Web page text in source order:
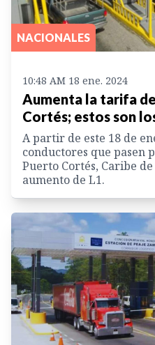
NACIONALES
10:48 AM 18 ene. 2024
Aumenta la tarifa
Cortés; estos son
A partir de este 18 de
conductores que pasen
Puerto Cortés, Caribe
aumento de L1.